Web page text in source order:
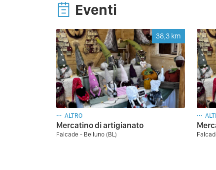
Eventi
38,3 km
ALTRO
Mercatino di artigianato
Falcade - Belluno (BL)